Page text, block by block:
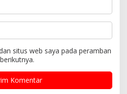
situs web saya pada peramban